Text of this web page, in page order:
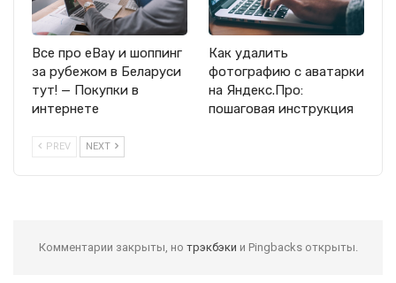
Все про eBay и шоппинг
за рубежом в Беларуси
тут! — Покупки в
интернете
Как удалить
фотографию с аватарки
на Яндекс.Про:
пошаговая инструкция
PREV NEXT
Комментарии закрыты, но трэкбэки и Pingbacks открыты.